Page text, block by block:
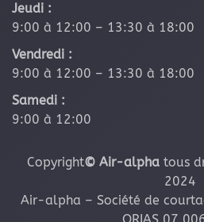
Jeudi :
9:00 à 12:00 – 13:30 à 18:00
Vendredi :
9:00 à 12:00 – 13:30 à 18:00
Samedi :
9:00 à 12:00
Copyright© Air-alpha tous
2024
Air-alpha – Société de